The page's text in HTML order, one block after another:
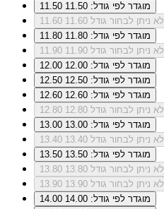
11.50
מוגדר לפי גודל: 11.50
11.60
לא ניתן לבחור גודל 11.60
11.80
מוגדר לפי גודל: 11.80
11.90
לא ניתן לבחור גודל 11.90
12.00
מוגדר לפי גודל: 12.00
12.50
מוגדר לפי גודל: 12.50
12.60
מוגדר לפי גודל: 12.60
12.80
לא ניתן לבחור גודל 12.80
13.00
מוגדר לפי גודל: 13.00
13.40
לא ניתן לבחור גודל 13.40
13.50
מוגדר לפי גודל: 13.50
13.80
לא ניתן לבחור גודל 13.80
13.90
לא ניתן לבחור גודל 13.90
14.00
מוגדר לפי גודל: 14.00